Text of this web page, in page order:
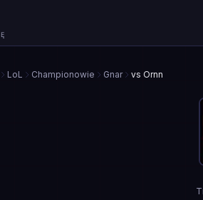
LoL Championowie Gnar vs Ornn